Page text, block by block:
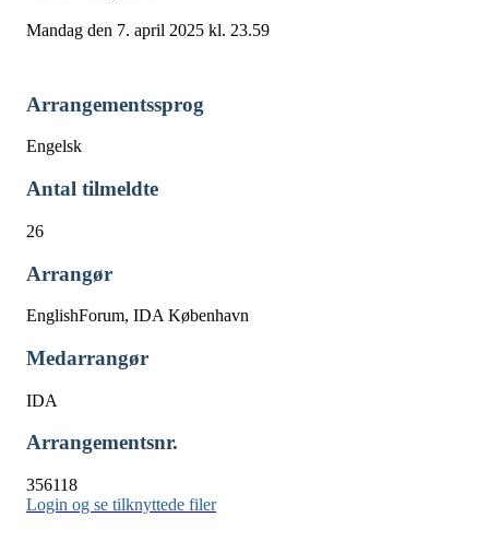
Mandag den 7. april 2025 kl. 23.59
Arrangementssprog
Engelsk
Antal tilmeldte
26
Arrangør
EnglishForum, IDA København
Medarrangør
IDA
Arrangementsnr.
356118
Login og se tilknyttede filer